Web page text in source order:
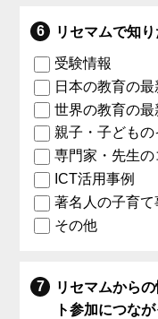
リセマムで知
受験情報
日本の教育の最
世界の教育の最
親子・子ども
専門家・先生の
ICT活用事例
著名人の子育
その他
リセマムから
ト参加につな